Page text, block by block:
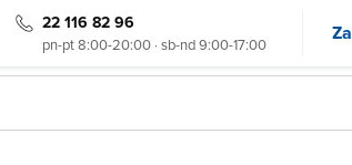
22 116 82 96
pn-pt 8:00-20:00 · sb-nd 9:00-17:00